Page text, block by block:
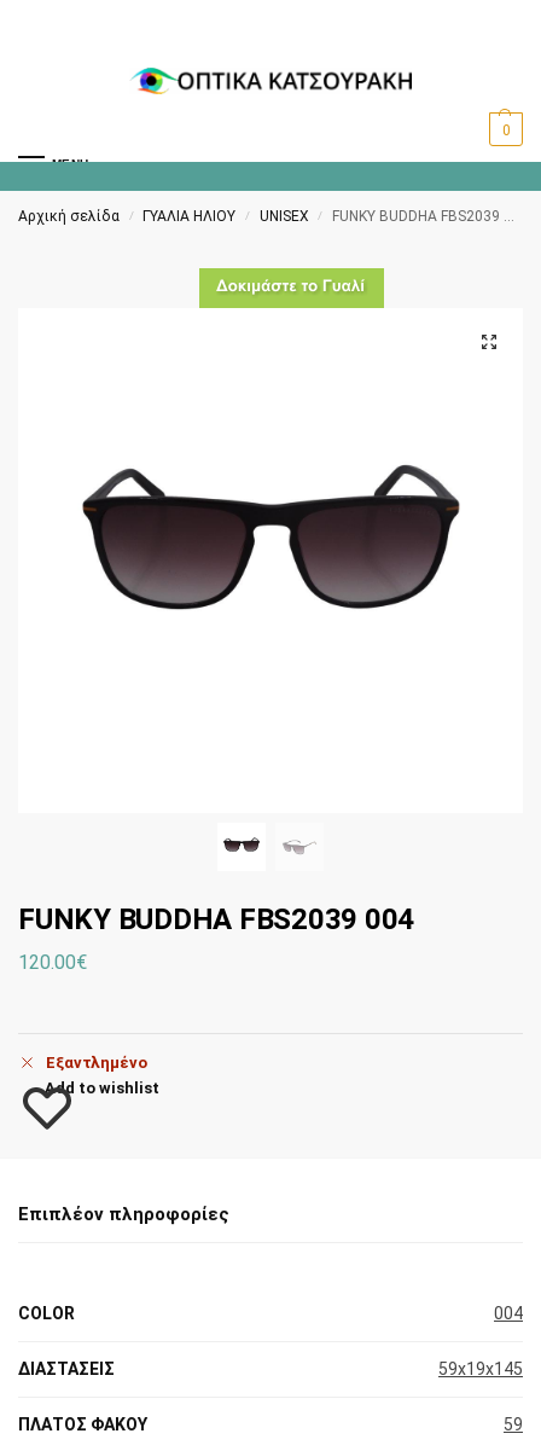
MENU
0
Αρχική σελίδα / ΓΥΑΛΙΑ ΗΛΙΟΥ / UNISEX / FUNKY BUDDHA FBS2039 004
FUNKY BUDDHA FBS2039 004
120.00€
Εξαντλημένο
Add to wishlist
Επιπλέον πληροφορίες
COLOR 004
ΔΙΑΣΤΑΣΕΙΣ 59x19x145
ΠΛΑΤΟΣ ΦΑΚΟΥ 59